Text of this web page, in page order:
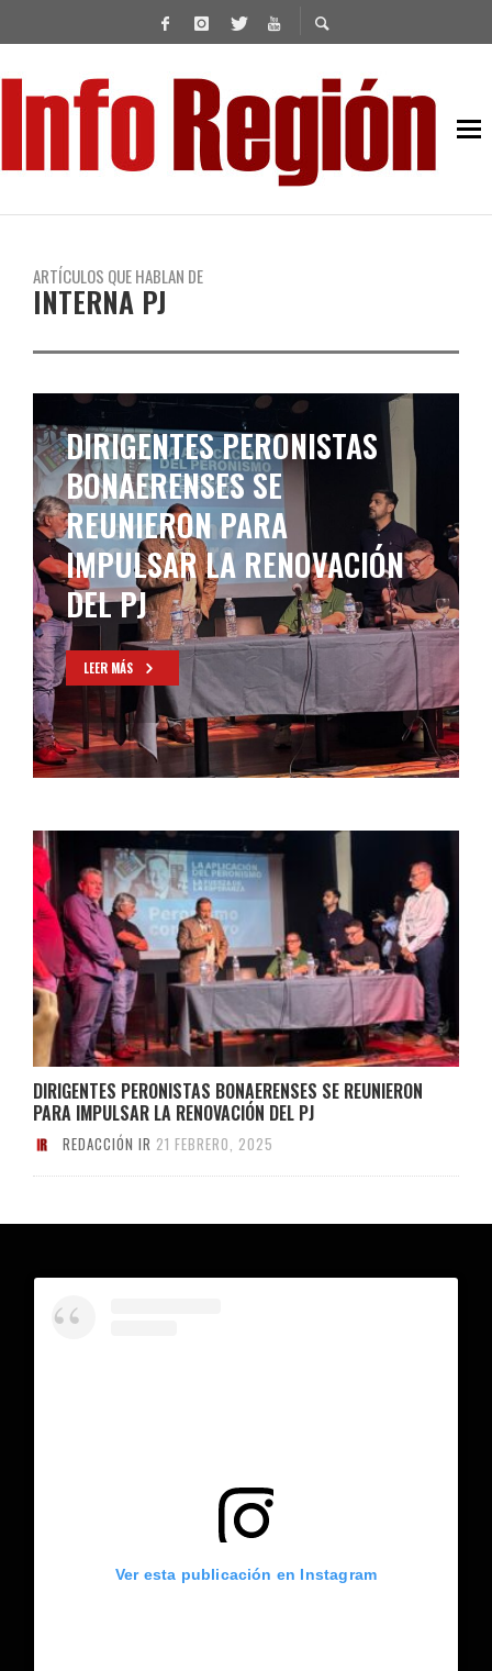
ARTÍCULOS QUE HABLAN DE
INTERNA PJ
DIRIGENTES PERONISTAS
BONAERENSES SE
REUNIERON PARA
IMPULSAR LA RENOVACIÓN
DEL PJ
LEER MÁS
DIRIGENTES PERONISTAS BONAERENSES SE REUNIERON
PARA IMPULSAR LA RENOVACIÓN DEL PJ
REDACCIÓN IR 21 FEBRERO, 2025
Ver esta publicación en Instagram